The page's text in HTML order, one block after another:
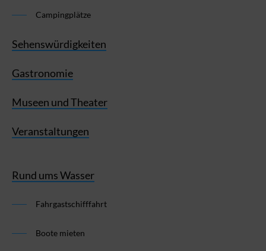
Campingplätze
Sehenswürdigkeiten
Gastronomie
Museen und Theater
Veranstaltungen
Rund ums Wasser
Fahrgastschifffahrt
Boote mieten